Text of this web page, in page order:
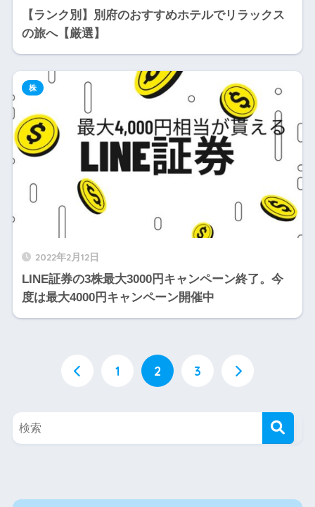
【ランク別】別府のおすすめホテルでリラックス
の旅へ【厳選】
2022年2月12日
LINE証券の3株最大3000円キャンペーン終了。今
度は最大4000円キャンペーン開催中
株
1 2 3